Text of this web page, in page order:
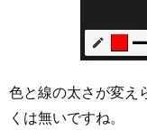
色と線の太さが変え
くは無いですね。